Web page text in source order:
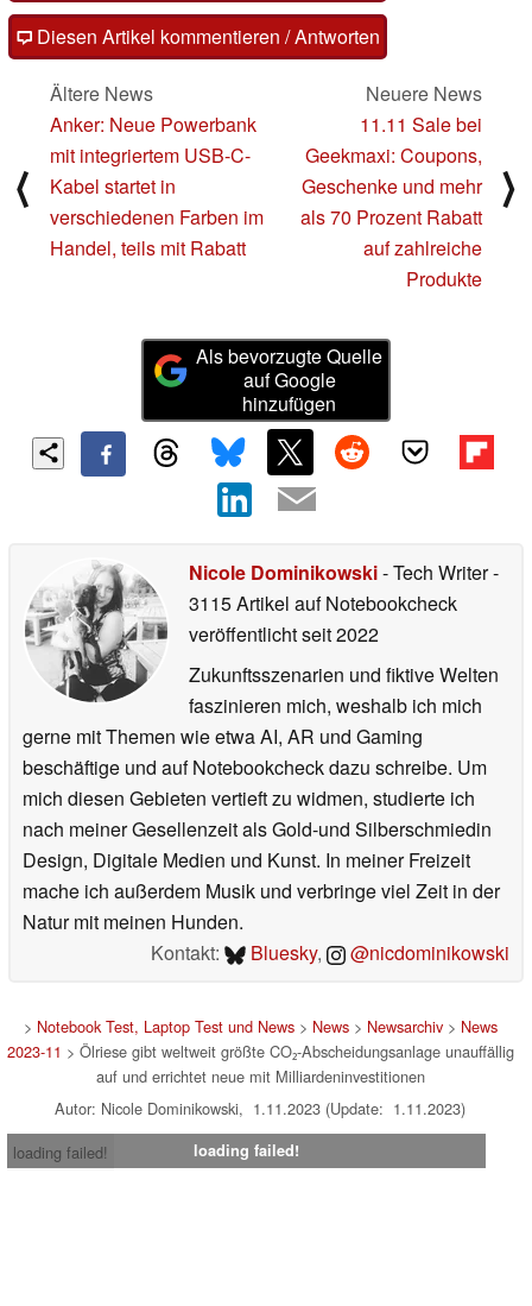
Diesen Artikel kommentieren / Antworten
⟨
Ältere News
Anker: Neue Powerbank
mit integriertem USB-C-
Kabel startet in
verschiedenen Farben im
Handel, teils mit Rabatt
Neuere News
11.11 Sale bei
Geekmaxi: Coupons,
Geschenke und mehr
als 70 Prozent Rabatt
auf zahlreiche
Produkte
⟩
Als bevorzugte Quelle
auf Google
hinzufügen
Nicole Dominikowski- Tech Writer-
3115 Artikel auf Notebookcheck
veröffentlichtseit 2022
Zukunftsszenarien und fiktive Welten
faszinieren mich, weshalb ich mich
gerne mit Themen wie etwa AI, AR und Gaming
beschäftige und auf Notebookcheck dazu schreibe. Um
mich diesen Gebieten vertieft zu widmen, studierte ich
nach meiner Gesellenzeit als Gold-und Silberschmiedin
Design, Digitale Medien und Kunst. In meiner Freizeit
mache ich außerdem Musik und verbringe viel Zeit in der
Natur mit meinen Hunden.
Kontakt:
Bluesky, @nicdominikowski
> Notebook Test, Laptop Test und News> News> Newsarchiv> News
2023-11 > Ölriese gibt weltweit größte CO₂-Abscheidungsanlage unauffällig
auf und errichtet neue mit Milliardeninvestitionen
Autor: Nicole Dominikowski, 1.11.2023 (Update: 1.11.2023)
loading failed!
loading failed!